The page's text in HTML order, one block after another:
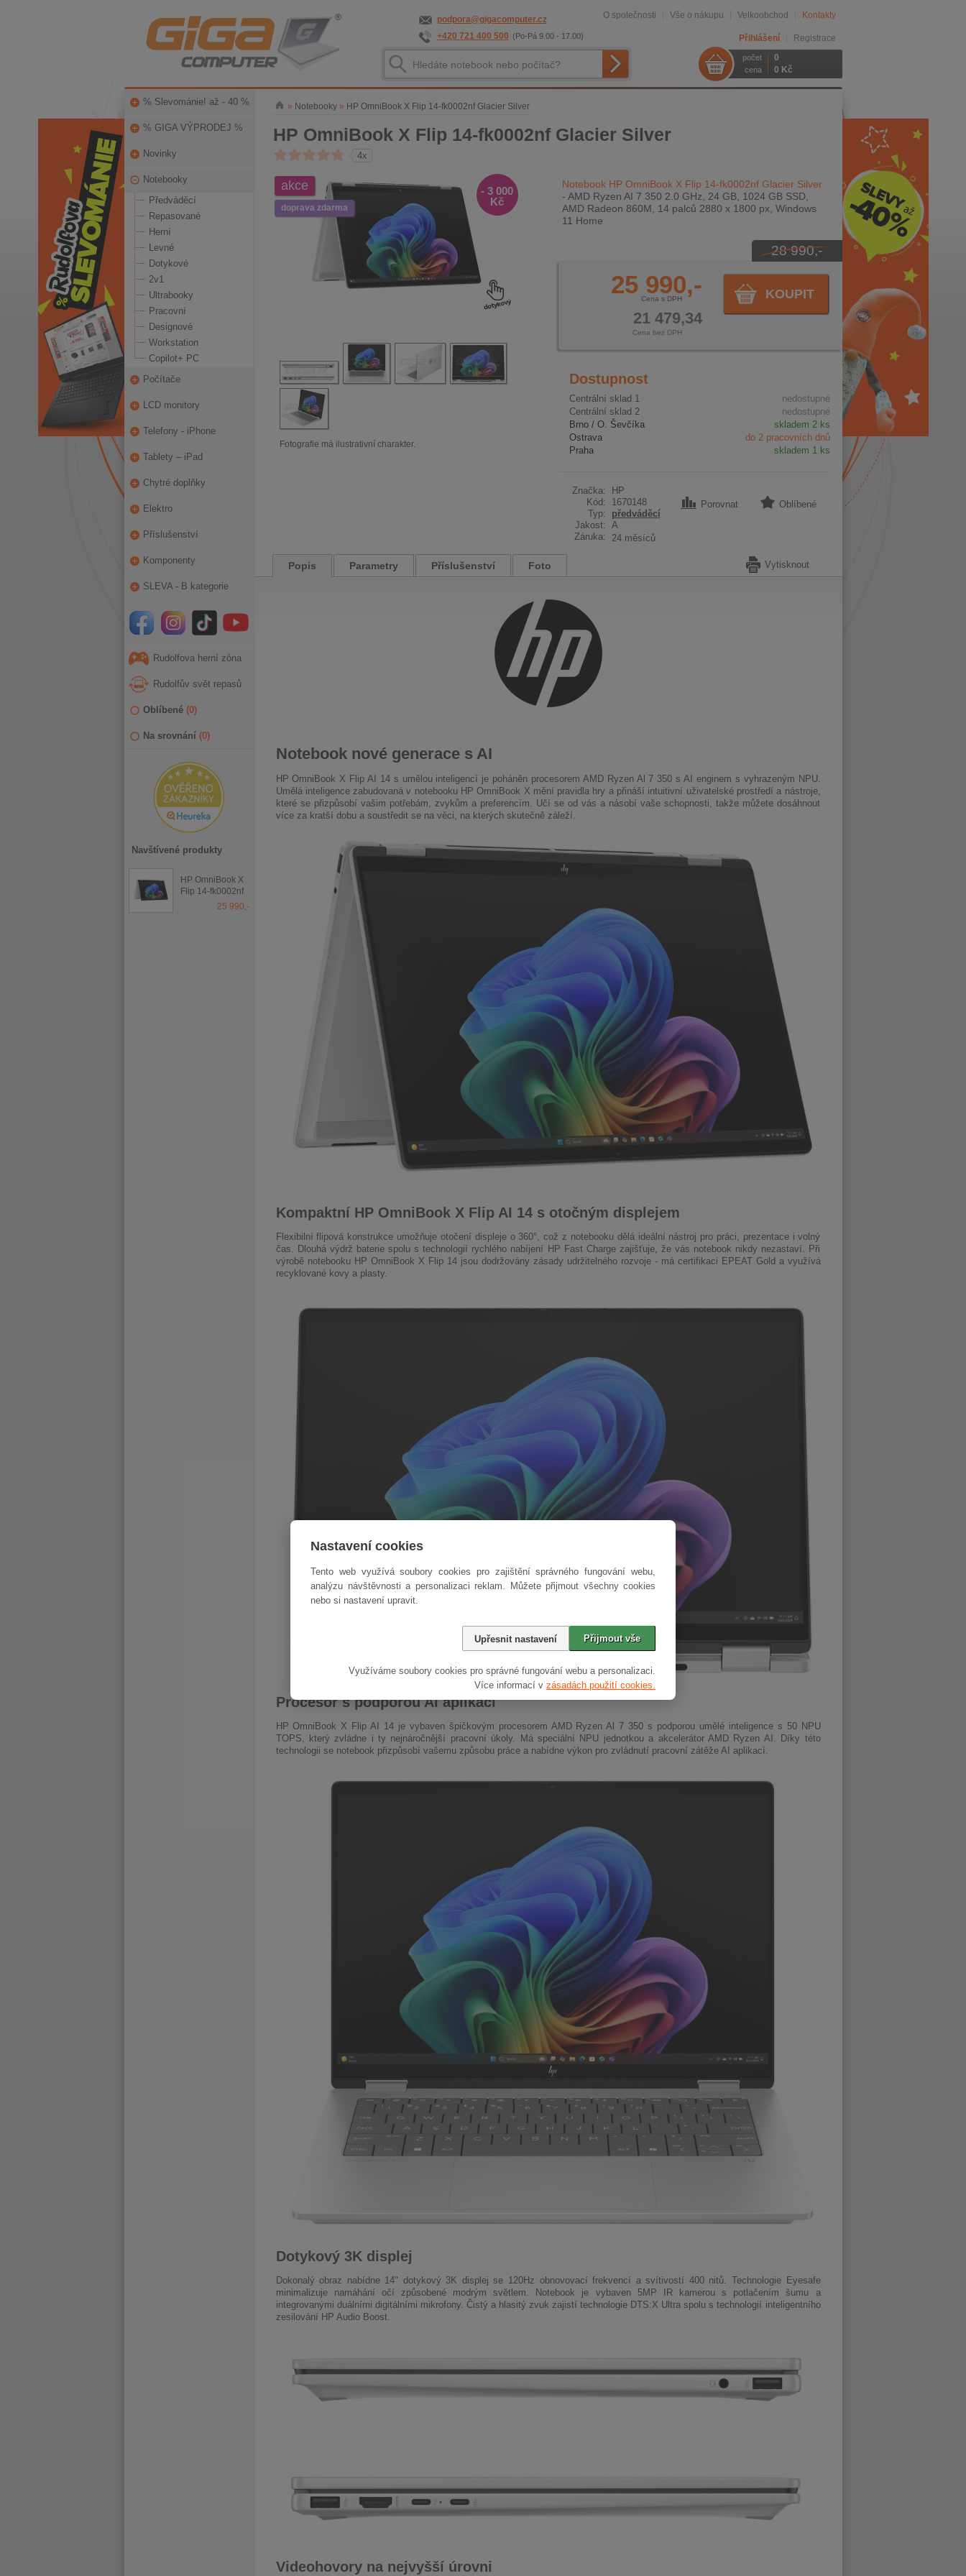
Nastavení cookies
Tento web využívá soubory cookies pro zajištění správného fungování webu,
analýzu návštěvnosti a personalizaci reklam. Můžete přijmout všechny cookies
nebo si nastavení upravit.
Přijmout vše
Upřesnit nastavení
Využíváme soubory cookies pro správné fungování webu a personalizaci.
Více informací v zásadách použití cookies.
podpora@gigacomputer.cz
+420 721 400 500 (Po-Pá 9.00 - 17.00)
O společnosti Vše o nákupu Velkoobchod Kontakty
Přihlášení Registrace
počet 0
cena 0 Kč
% Slevománie! až - 40 %
% GIGA VÝPRODEJ %
Novinky
Notebooky
Předváděcí
Repasované
Herní
Levné
Dotykové
2v1
Ultrabooky
Pracovní
Designové
Workstation
Copilot+ PC
Počítače
LCD monitory
Telefony - iPhone
Tablety – iPad
Chytré doplňky
Elektro
Příslušenství
Komponenty
SLEVA - B kategorie
Rudolfova herní zóna
Rudolfův svět repasů
Oblíbené (0)
Na srovnání (0)
Navštívené produkty
HP OmniBook X
Flip 14-fk0002nf
Glacier Silver25 990,-
» Notebooky» HP OmniBook X Flip 14-fk0002nf Glacier Silver
HP OmniBook X Flip 14-fk0002nf Glacier Silver
4x
Notebook HP OmniBook X Flip 14-fk0002nf Glacier Silver
- AMD Ryzen AI 7 350 2.0 GHz, 24 GB, 1024 GB SSD,
AMD Radeon 860M, 14 palců 2880 x 1800 px, Windows
11 Home
28 990,-
KOUPIT
25 990,-
Cena s DPH
21 479,34
Cena bez DPH
Dostupnost
Centrální sklad 1
nedostupné
Centrální sklad 2
nedostupné
Brno / O. Ševčíka
skladem 2 ks
Ostrava
do 2 pracovních dnů
Praha
skladem 1 ks
Značka:
HP
Kód:
1670148
Typ:
předváděcí
Jakost: A
Záruka:
24 měsíců
Porovnat Oblíbené
akce
doprava zdarma
- 3 000
Kč
Fotografie má ilustrativní charakter.
Popis Parametry Příslušenství Foto Vytisknout
Notebook nové generace s AI
HP OmniBook X Flip AI 14 s umělou inteligencí je poháněn procesorem AMD Ryzen Al 7 350 s AI enginem s vyhrazeným NPU.
Umělá inteligence zabudovaná v notebooku HP OmniBook X mění pravidla hry a přináší intuitivní uživatelské prostředí a nástroje,
které se přizpůsobí vašim potřebám, zvykům a preferencím. Učí se od vás a násobí vaše schopnosti, takže můžete dosáhnout
více za kratší dobu a soustředit se na věci, na kterých skutečně záleží.
Kompaktní HP OmniBook X Flip AI 14 s otočným displejem
Flexibilní flipová konstrukce umožňuje otočení displeje o 360°, což z notebooku dělá ideální nástroj pro práci, prezentace i volný
čas. Dlouhá výdrž baterie spolu s technologií rychlého nabíjení HP Fast Charge zajišťuje, že vás notebook nikdy nezastaví. Při
výrobě notebooku HP OmniBook X Flip 14 jsou dodržovány zásady udržitelného rozvoje - má certifikaci EPEAT Gold a využívá
recyklované kovy a plasty.
Procesor s podporou AI aplikací
HP OmniBook X Flip AI 14 je vybaven špičkovým procesorem AMD Ryzen Al 7 350 s podporou umělé inteligence s 50 NPU
TOPS, který zvládne i ty nejnáročnější pracovní úkoly. Má speciální NPU jednotkou a akcelerátor AMD Ryzen AI. Díky této
technologii se notebook přizpůsobí vašemu způsobu práce a nabídne výkon pro zvládnutí pracovní zátěže AI aplikací.
Dotykový 3K displej
Dokonalý obraz nabídne 14" dotykový 3K displej se 120Hz obnovovací frekvencí a svítivostí 400 nitů. Technologie Eyesafe
minimalizuje namáhání očí způsobené modrým světlem. Notebook je vybaven 5MP IR kamerou s potlačením šumu a
integrovanými duálními digitálními mikrofony. Čistý a hlasitý zvuk zajistí technologie DTS:X Ultra spolu s technologií inteligentního
zesilování HP Audio Boost.
Videohovory na nejvyšší úrovni